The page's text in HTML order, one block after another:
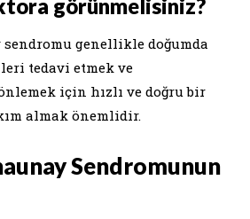
görünmelisiniz?
genellikle doğumda
tedavi etmek ve
için hızlı ve doğru bir
almak önemlidir.
Sendromunun